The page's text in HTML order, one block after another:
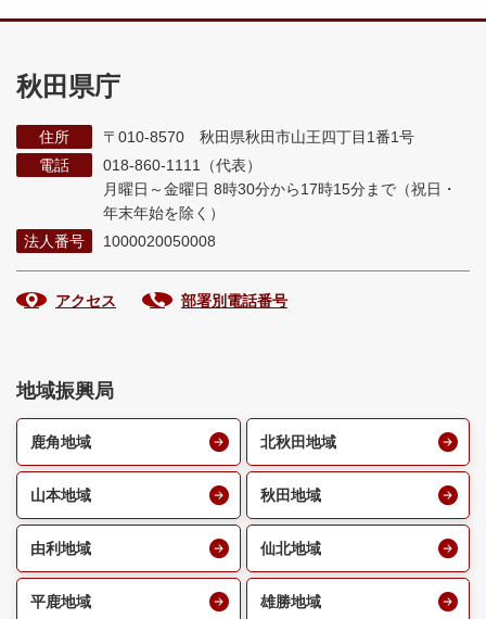
秋田県庁
住所
〒010-8570 秋田県秋田市山王四丁目1番1号
電話
018-860-1111（代表）
月曜日～金曜日 8時30分から17時15分まで （祝日・
年末年始を除く）
法人番号
1000020050008
アクセス 部署別電話番号
地域振興局
鹿角地域 北秋田地域
山本地域 秋田地域
由利地域 仙北地域
平鹿地域 雄勝地域